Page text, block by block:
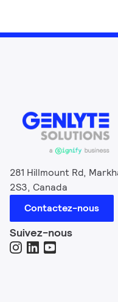
281 Hillmount Rd,
2S3, Canada
Contactez-nous
Suivez-nous